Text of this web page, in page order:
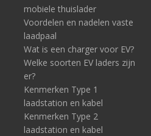
mobiele thuislader
Voordelen en nadelen vaste
laadpaal
Wat is een charger voor EV?
Welke soorten EV laders zijn
er?
Kenmerken Type 1
laadstation en kabel
Kenmerken Type 2
laadstation en kabel